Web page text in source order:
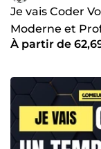
Je vais Coder
Moderne et
À partir de